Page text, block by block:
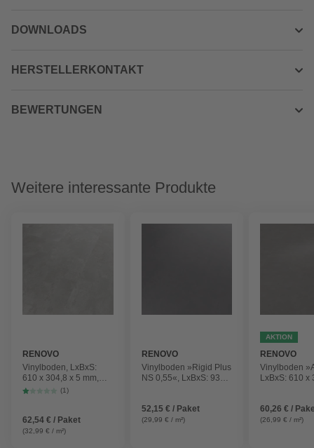
DOWNLOADS
HERSTELLERKONTAKT
BEWERTUNGEN
Weitere interessante Produkte
RENOVO
Vinylboden, LxBxS:
610 x 304,8 x 5 mm,
Beton grau(1)
62,54 € / Paket
(32,99 € / m²)
RENOVO
Vinylboden »Rigid Plus
NS 0,55«, LxBxS: 935 x
52,15 € / Paket
(29,99 € / m²)
AKTION
RENOVO
Vinylboden
LxBxS: 610 x
60,26 € /
(26,99 € / m²)